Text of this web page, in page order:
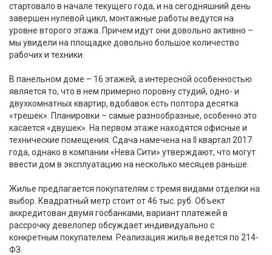
стартовало в начале текущего года, и на сегодняшний день
завершен нулевой цикл, монтажные работы ведутся на
уровне второго этажа. Причем идут они довольно активно –
мы увидели на площадке довольно большое количество
рабочих и техники.
В панельном доме – 16 этажей, а интересной особенностью
является то, что в нем примерно поровну студий, одно- и
двухкомнатных квартир, вдобавок есть полтора десятка
«трешек». Планировки – самые разнообразные, особенно это
касается «двушек». На первом этаже находятся офисные и
технические помещения. Сдача намечена на II квартал 2017
года, однако в компании «Нева Сити» утверждают, что могут
ввести дом в эксплуатацию на несколько месяцев раньше.
Жилье предлагается покупателям с тремя видами отделки на
выбор. Квадратный метр стоит от 46 тыс. руб. Объект
аккредитован двумя госбанками, вариант платежей в
рассрочку девелопер обсуждает индивидуально с
конкретным покупателем. Реализация жилья ведется по 214-
ФЗ.